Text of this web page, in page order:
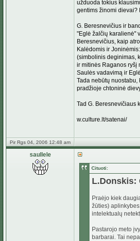
užduoda tokius
gentims žinomi dievai?
G. Beresnevičius ir
"Eglė žalčių karalienė"
Beresnevičius, kaip
Kalėdomis ir
(simbolinis deginimas,
ir mitinės Raganos ryšį
Saulės vadavimą ir
Tada nebūtų
pradžioje chtoninė
Tad G. Beresnevičiaus
w.culture.lt/satenai/
Pir Rgs 04, 2006 12:48 am
saullele
Cituoti:
L.Donskis:
Praėjo kiek
žūties)
intelektualų
Pastarojo meto
barbarai. Tai